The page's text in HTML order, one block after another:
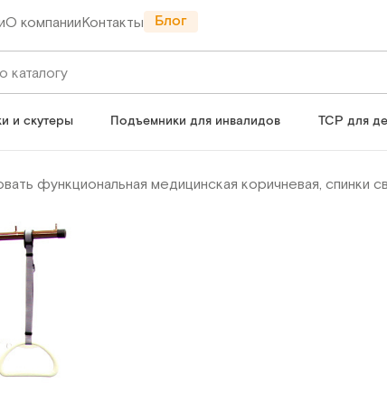
О компанииКонтакты Блог
и скутеры Подъемники для инвалидов ТСР для
функциональная медицинская коричневая, спинки